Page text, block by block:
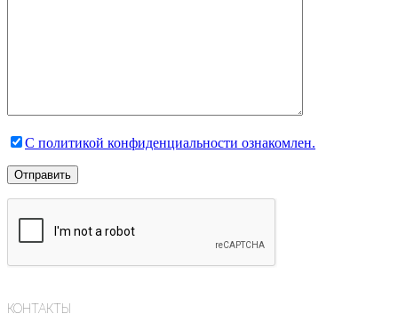
С политикой конфиденциальности ознакомлен.
КОНТАКТЫ